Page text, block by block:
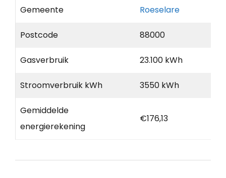
Gemeente Roeselare
Postcode 88000
Gasverbruik 23.100 kWh
Stroomverbruik kWh 3550 kWh
Gemiddelde
energierekening
€176,13